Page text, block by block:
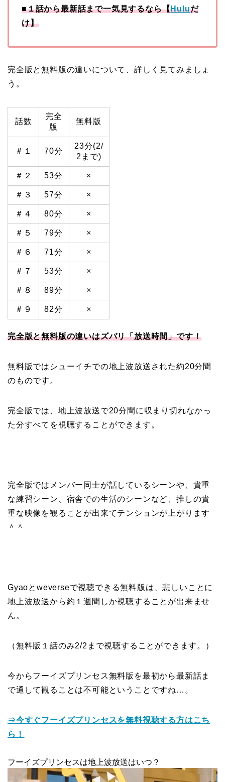
■１話から最新話まで一気見するなら【Huluだ
け】
完全版と無料版の違いについて、詳しく見てみましょ
う。
話数
完全
版
無料版
＃１ 70分
23分(2/
2まで)
＃２ 53分 ×
＃３ 57分 ×
＃４ 80分 ×
＃５ 79分 ×
＃６ 71分 ×
＃７ 53分 ×
＃８ 89分 ×
＃９ 82分 ×
完全版と無料版の違いはズバリ「放送時間」です！
無料版ではシューイチでの地上波放送された約20分間
のものです。
完全版では、地上波放送で20分間に収まり切れなかっ
た分すべてを視聴することができます。
完全版ではメンバー同士が話しているシーンや、貴重
な練習シーン、宿舎での生活のシーンなど、推しの貴
重な映像を観ることが出来てテンションが上がります
＾＾
Gyaoとweverseで視聴できる無料版は、悲しいことに
地上波放送から約１週間しか視聴することが出来ませ
ん。
（無料版１話のみ2/2まで視聴することができます。）
今からフーイズプリンセス無料版を最初から最新話ま
で通して観ることは不可能ということですね…。
⇒今すぐフーイズプリンセスを無料視聴する方はこち
ら！
フーイズプリンセスは地上波放送はいつ？